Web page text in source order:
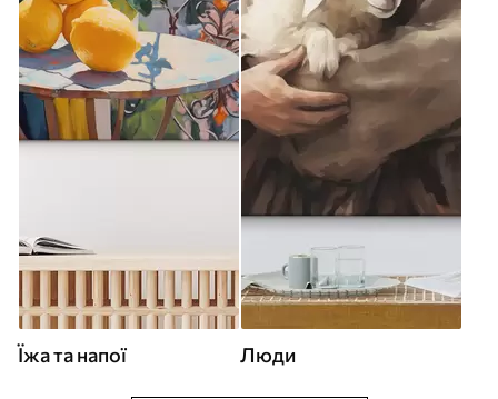
Їжа та напої Люди